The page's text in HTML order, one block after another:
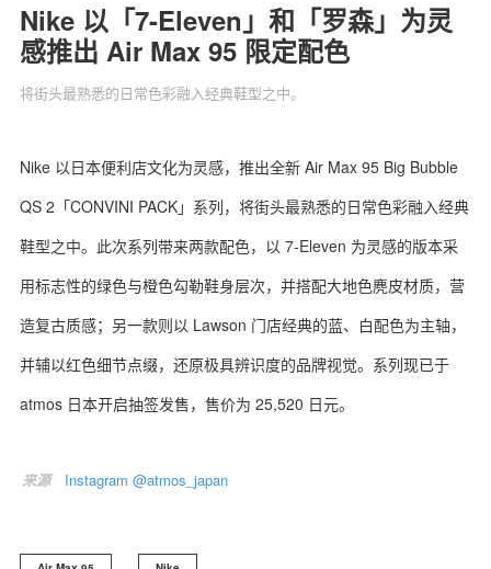
Nike 以「7-Eleven」和「罗森」为灵
感推出 Air Max 95 限定配色
将街头最熟悉的日常色彩融入经典鞋型之中。
Nike 以日本便利店文化为灵感，推出全新 Air Max 95 Big Bubble
QS 2「CONVINI PACK」系列，将街头最熟悉的日常色彩融入经典
鞋型之中。此次系列带来两款配色，以 7-Eleven 为灵感的版本采
用标志性的绿色与橙色勾勒鞋身层次，并搭配大地色麂皮材质，营
造复古质感；另一款则以 Lawson 门店经典的蓝、白配色为主轴，
并辅以红色细节点缀，还原极具辨识度的品牌视觉。系列现已于
atmos 日本开启抽签发售，售价为 25,520 日元。
来源 Instagram @atmos_japan